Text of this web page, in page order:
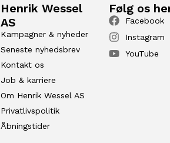
Henrik Wessel
AS
Kampagner & nyheder
Seneste nyhedsbrev
Kontakt os
Job & karriere
Om Henrik Wessel AS
Privatlivspolitik
Åbningstider
Følg os
Facebook
Instagram
YouTube